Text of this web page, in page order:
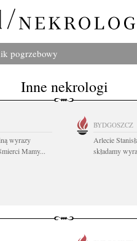
pogrzebowy
Inne nekrologi
wyrazy
Mamy...
BYDGOSZCZ
Arlecie
składamy